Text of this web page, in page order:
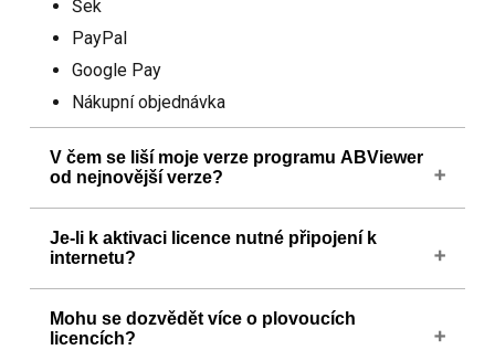
Šek
PayPal
Google Pay
Nákupní objednávka
V čem se liší moje verze programu ABViewer
od nejnovější verze?
ABViewer změnili a vylepšili, navštivte naši stránku
Je-li k aktivaci licence nutné připojení k
internetu?
internetu.
Mohu se dozvědět více o plovoucích
licencích?